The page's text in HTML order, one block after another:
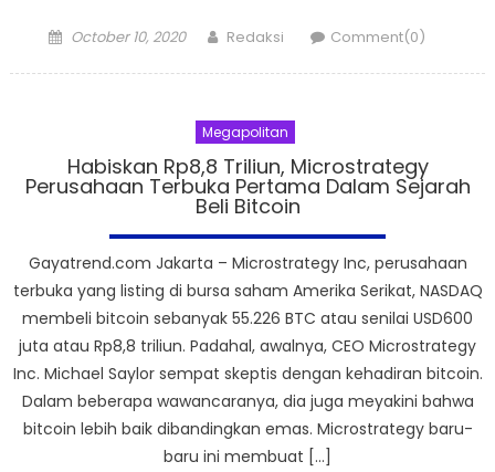
Posted
October 10, 2020 Author
Redaksi Comment(0)
Megapolitan
Habiskan Rp8,8 Triliun, Microstrategy
Perusahaan Terbuka Pertama Dalam Sejarah
Beli Bitcoin
Gayatrend.com Jakarta – Microstrategy Inc, perusahaan
terbuka yang listing di bursa saham Amerika Serikat, NASDAQ
membeli bitcoin sebanyak 55.226 BTC atau senilai USD600
juta atau Rp8,8 triliun. Padahal, awalnya, CEO Microstrategy
Inc. Michael Saylor sempat skeptis dengan kehadiran bitcoin.
Dalam beberapa wawancaranya, dia juga meyakini bahwa
bitcoin lebih baik dibandingkan emas. Microstrategy baru-
baru ini membuat […]